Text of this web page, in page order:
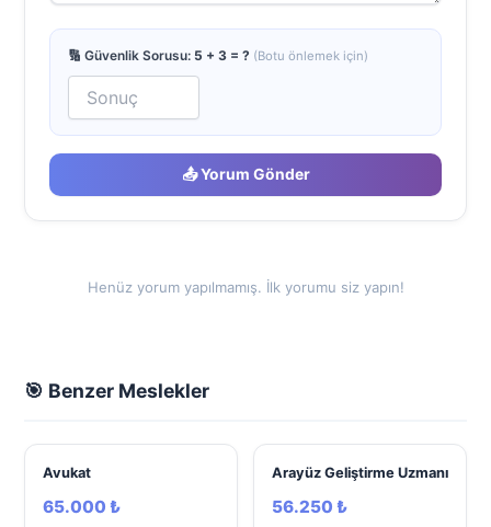
🔢 Güvenlik Sorusu: 5 + 3 = ? (Botu önlemek için)
📤 Yorum Gönder
Henüz yorum yapılmamış. İlk yorumu siz yapın!
🎯 Benzer Meslekler
Avukat
65.000 ₺
Arayüz Geliştirme Uzmanı
56.250 ₺